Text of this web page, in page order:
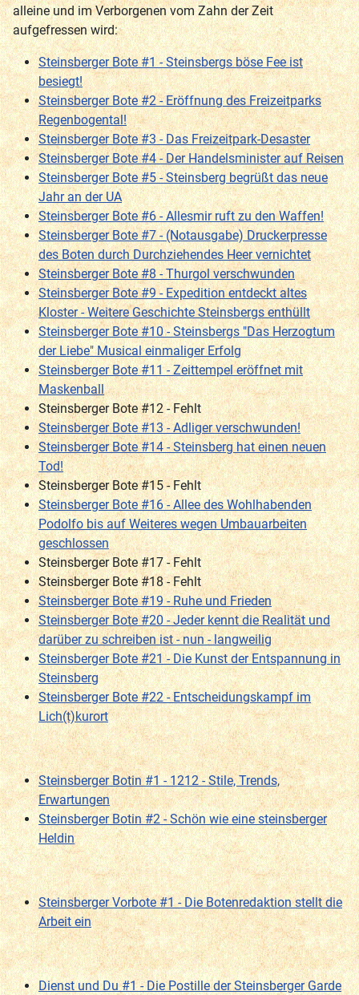
alleine und im Verborgenen vom Zahn der Zeit
aufgefressen wird:
Steinsberger Bote #1 - Steinsbergs böse Fee ist
besiegt!
Steinsberger Bote #2 - Eröffnung des Freizeitparks
Regenbogental!
Steinsberger Bote #3 - Das Freizeitpark-Desaster
Steinsberger Bote #4 - Der Handelsminister auf Reisen
Steinsberger Bote #5 - Steinsberg begrüßt das neue
Jahr an der UA
Steinsberger Bote #6 - Allesmir ruft zu den Waffen!
Steinsberger Bote #7 - (Notausgabe) Druckerpresse
des Boten durch Durchziehendes Heer vernichtet
Steinsberger Bote #8 - Thurgol verschwunden
Steinsberger Bote #9 - Expedition entdeckt altes
Kloster - Weitere Geschichte Steinsbergs enthüllt
Steinsberger Bote #10 - Steinsbergs "Das Herzogtum
der Liebe" Musical einmaliger Erfolg
Steinsberger Bote #11 - Zeittempel eröffnet mit
Maskenball
Steinsberger Bote #12 - Fehlt
Steinsberger Bote #13 - Adliger verschwunden!
Steinsberger Bote #14 - Steinsberg hat einen neuen
Tod!
Steinsberger Bote #15 - Fehlt
Steinsberger Bote #16 - Allee des Wohlhabenden
Podolfo bis auf Weiteres wegen Umbauarbeiten
geschlossen
Steinsberger Bote #17 - Fehlt
Steinsberger Bote #18 - Fehlt
Steinsberger Bote #19 - Ruhe und Frieden
Steinsberger Bote #20 - Jeder kennt die Realität und
darüber zu schreiben ist - nun - langweilig
Steinsberger Bote #21 - Die Kunst der Entspannung in
Steinsberg
Steinsberger Bote #22 - Entscheidungskampf im
Lich(t)kurort
Steinsberger Botin #1 - 1212 - Stile, Trends,
Erwartungen
Steinsberger Botin #2 - Schön wie eine steinsberger
Heldin
Steinsberger Vorbote #1 - Die Botenredaktion stellt die
Arbeit ein
Dienst und Du #1 - Die Postille der Steinsberger Garde